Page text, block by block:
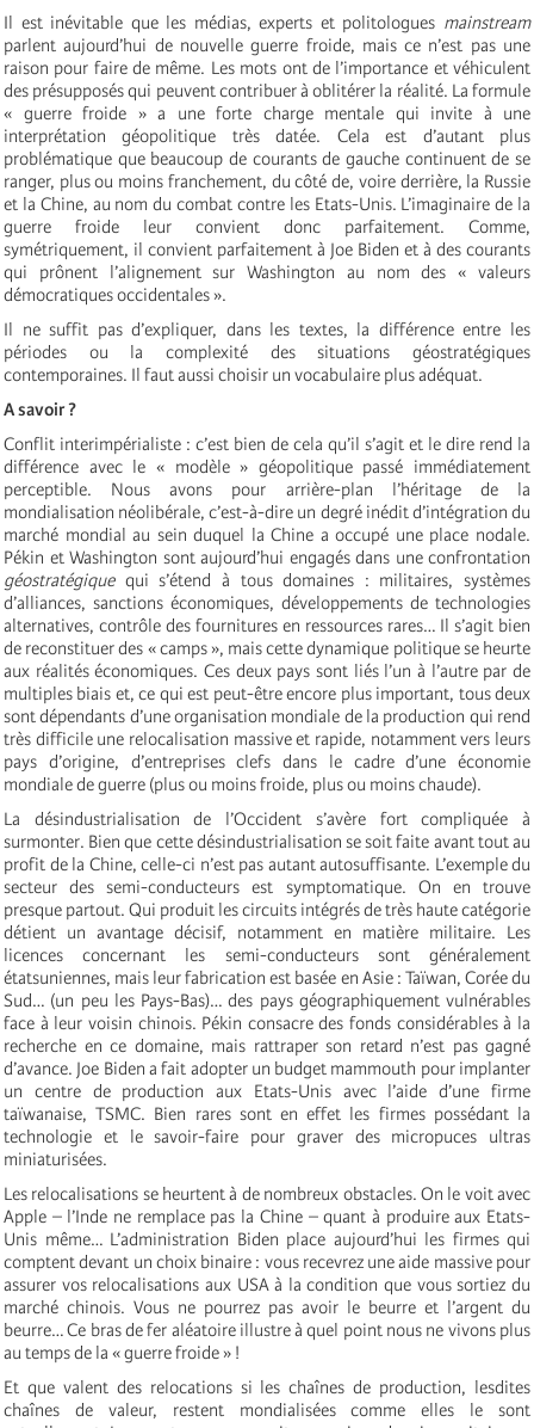
Il est inévitable que les médias, experts et politologues mainstream
parlent aujourd’hui de nouvelle guerre froide, mais ce n’est pas une
raison pour faire de même. Les mots ont de l’importance et véhiculent
des présupposés qui peuvent contribuer à oblitérer la réalité. La formule
« guerre froide » a une forte charge mentale qui invite à une
interprétation géopolitique très datée. Cela est d’autant plus
problématique que beaucoup de courants de gauche continuent de se
ranger, plus ou moins franchement, du côté de, voire derrière, la Russie
et la Chine, au nom du combat contre les Etats-Unis. L’imaginaire de la
guerre froide leur convient donc parfaitement. Comme,
symétriquement, il convient parfaitement à Joe Biden et à des courants
qui prônent l’alignement sur Washington au nom des « valeurs
démocratiques occidentales ».
Il ne suffit pas d’expliquer, dans les textes, la différence entre les
périodes ou la complexité des situations géostratégiques
contemporaines. Il faut aussi choisir un vocabulaire plus adéquat.
A savoir ?
Conflit interimpérialiste : c’est bien de cela qu’il s’agit et le dire rend la
différence avec le « modèle » géopolitique passé immédiatement
perceptible. Nous avons pour arrière-plan l’héritage de la
mondialisation néolibérale, c’est-à-dire un degré inédit d’intégration du
marché mondial au sein duquel la Chine a occupé une place nodale.
Pékin et Washington sont aujourd’hui engagés dans une confrontation
géostratégiquequi s’étend à tous domaines : militaires, systèmes
d’alliances, sanctions économiques, développements de technologies
alternatives, contrôle des fournitures en ressources rares… Il s’agit bien
de reconstituer des « camps », mais cette dynamique politique se heurte
aux réalités économiques. Ces deux pays sont liés l’un à l’autre par de
multiples biais et, ce qui est peut-être encore plus important, tous deux
sont dépendants d’une organisation mondiale de la production qui rend
très difficile une relocalisation massive et rapide, notamment vers leurs
pays d’origine, d’entreprises clefs dans le cadre d’une économie
mondiale de guerre (plus ou moins froide, plus ou moins chaude).
La désindustrialisation de l’Occident s’avère fort compliquée à
surmonter. Bien que cette désindustrialisation se soit faite avant tout au
profit de la Chine, celle-ci n’est pas autant autosuffisante. L’exemple du
secteur des semi-conducteurs est symptomatique. On en trouve
presque partout. Qui produit les circuits intégrés de très haute catégorie
détient un avantage décisif, notamment en matière militaire. Les
licences concernant les semi-conducteurs sont généralement
étatsuniennes, mais leur fabrication est basée en Asie : Taïwan, Corée du
Sud… (un peu les Pays-Bas)… des pays géographiquement vulnérables
face à leur voisin chinois. Pékin consacre des fonds considérables à la
recherche en ce domaine, mais rattraper son retard n’est pas gagné
d’avance. Joe Biden a fait adopter un budget mammouth pour implanter
un centre de production aux Etats-Unis avec l’aide d’une firme
taïwanaise, TSMC. Bien rares sont en effet les firmes possédant la
technologie et le savoir-faire pour graver des micropuces ultras
miniaturisées.
Les relocalisations se heurtent à de nombreux obstacles. On le voit avec
Apple – l’Inde ne remplace pas la Chine – quant à produire aux Etats-
Unis même… L’administration Biden place aujourd’hui les firmes qui
comptent devant un choix binaire : vous recevrez une aide massive pour
assurer vos relocalisations aux USA à la condition que vous sortiez du
marché chinois. Vous ne pourrez pas avoir le beurre et l’argent du
beurre… Ce bras de fer aléatoire illustre à quel point nous ne vivons plus
au temps de la « guerre froide » !
Et que valent des relocations si les chaînes de production, lesdites
chaînes de valeur, restent mondialisées comme elles le sont